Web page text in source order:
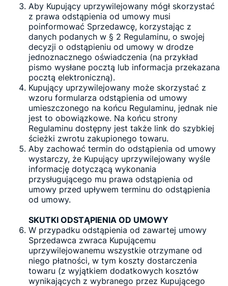
Aby Kupujący uprzywilejowany mógł skorzystać
z prawa odstąpienia od umowy musi
poinformować Sprzedawcę, korzystając z
danych podanych w § 2 Regulaminu, o swojej
decyzji o odstąpieniu od umowy w drodze
jednoznacznego oświadczenia (na przykład
pismo wysłane pocztą lub informacja przekazana
pocztą elektroniczną).
Kupujący uprzywilejowany może skorzystać z
wzoru formularza odstąpienia od umowy
umieszczonego na końcu Regulaminu, jednak nie
jest to obowiązkowe. Na końcu strony
Regulaminu dostępny jest także link do szybkiej
ścieżki zwrotu zakupionego towaru.
Aby zachować termin do odstąpienia od umowy
wystarczy, że Kupujący uprzywilejowany wyśle
informację dotyczącą wykonania
przysługującego mu prawa odstąpienia od
umowy przed upływem terminu do odstąpienia
od umowy.
SKUTKI ODSTĄPIENIA OD UMOWY
W przypadku odstąpienia od zawartej umowy
Sprzedawca zwraca Kupującemu
uprzywilejowanemu wszystkie otrzymane od
niego płatności, w tym koszty dostarczenia
towaru (z wyjątkiem dodatkowych kosztów
wynikających z wybranego przez Kupującego